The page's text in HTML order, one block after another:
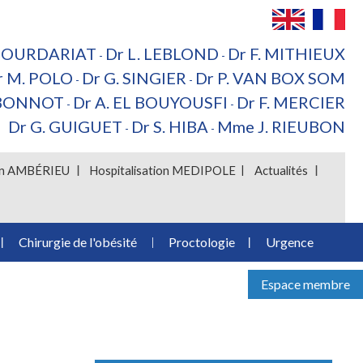
- Dr L. LEBLOND - Dr F. MITHIEUX
M. POLO - Dr G. SINGIER - Dr P. VAN BOX SOM
- Dr A. EL BOUYOUSFI - Dr F. MERCIER
Dr G. GUIGUET - Dr S. HIBA - Mme J. RIEUBON
AMBÉRIEU Hospitalisation MEDIPOLE Actualités
Chirurgie de l'obésité Proctologie Urgence
Espace membre